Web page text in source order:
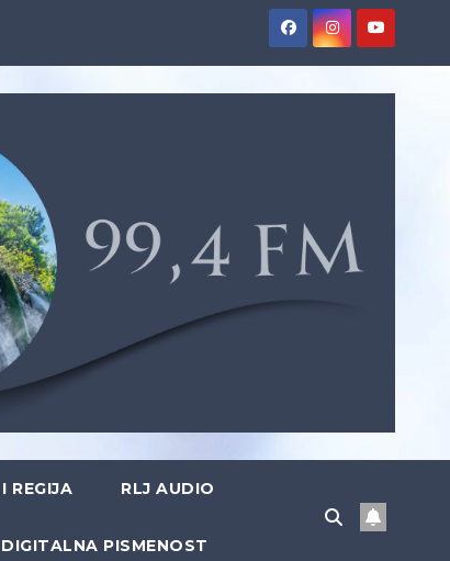
REGIJA RLJ AUDIO
DIGITALNA PISMENOST